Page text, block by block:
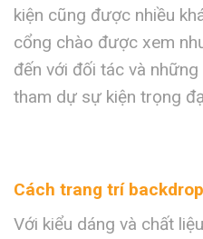
kiện cũng được nhiều
cổng chào được xem
đến với đối tác và
tham dự sự kiện trọng
Cách trang trí
Với kiểu dáng và chất